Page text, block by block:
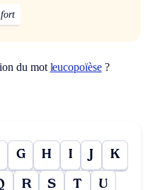
fort
du motleucopoïèse?
G H I J K
R S T U